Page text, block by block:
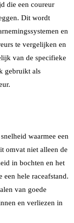
die een coureur
Dit wordt
en
te vergelijken en
van de specifieke
gebruikt als
waarmee een
omvat niet alleen de
in bochten en het
een hele raceafstand.
van goede
en verliezen in